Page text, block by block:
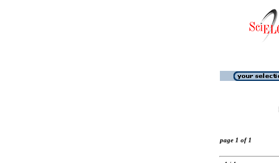
page 1 of 1